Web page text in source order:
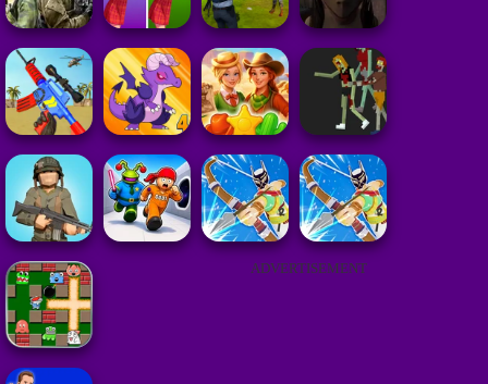
ADVERTISEMENT